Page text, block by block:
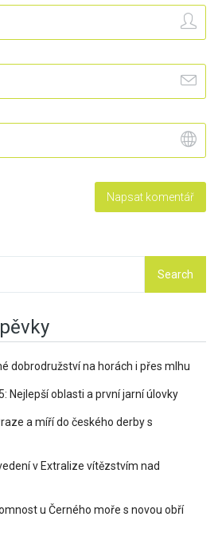
dobrodružství na horách i přes mlhu
Nejlepší oblasti a první jarní úlovky
a míří do českého derby s
v Extralize vítězstvím nad
u Černého moře s novou obří